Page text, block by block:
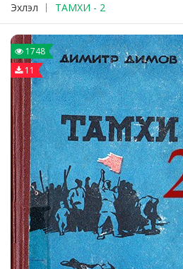
Эхлэл ТАМХИ - 2
1748
11